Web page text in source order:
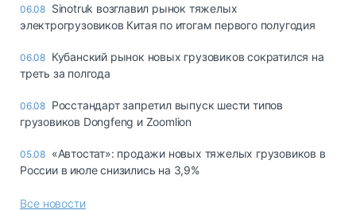
06.08 Sinotruk возглавил рынок тяжелых
электрогрузовиков Китая по итогам первого полугодия
06.08 Кубанский рынок новых грузовиков сократился на
треть за полгода
06.08 Росстандарт запретил выпуск шести типов
грузовиков Dongfeng и Zoomlion
05.08 «Автостат»: продажи новых тяжелых грузовиков в
России в июле снизились на 3,9%
Все новости